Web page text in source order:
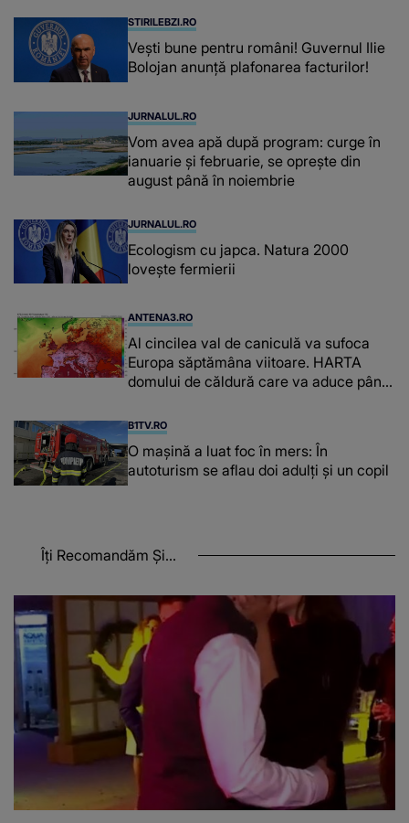
STIRILEBZI.RO
Vești bune pentru români! Guvernul Ilie
Bolojan anunță plafonarea facturilor!
JURNALUL.RO
Vom avea apă după program: curge în
ianuarie și februarie, se oprește din
august până în noiembrie
JURNALUL.RO
Ecologism cu japca. Natura 2000
lovește fermierii
ANTENA3.RO
Al cincilea val de caniculă va sufoca
Europa săptămâna viitoare. HARTA
domului de căldură care va aduce până
B1TV.RO
O maşină a luat foc în mers: În
autoturism se aflau doi adulți și un copil
Îți Recomandăm Și...